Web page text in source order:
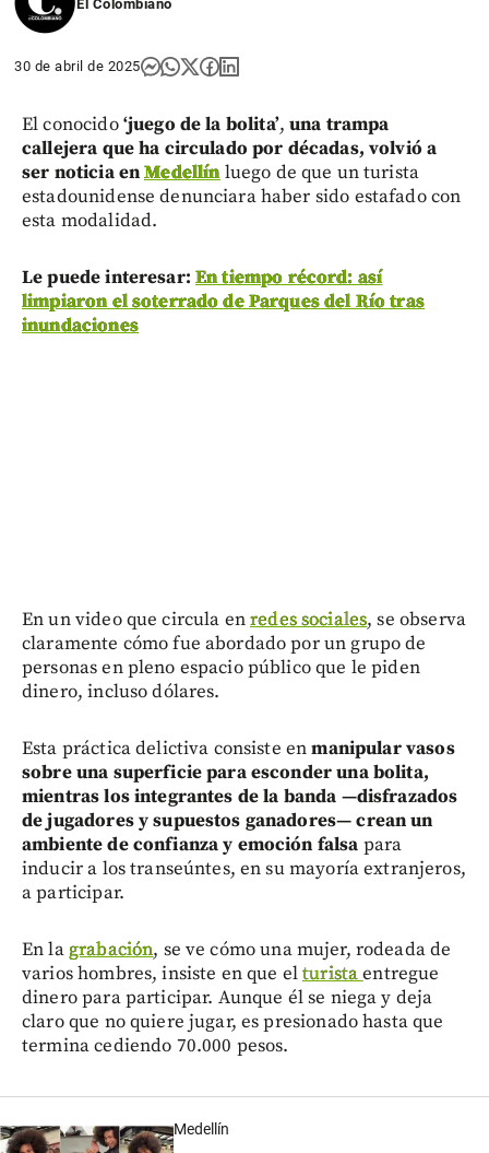
El Colombiano
30 de abril de 2025
El conocido‘juego de la bolita’, una trampa
callejera que ha circulado por décadas, volvió a
ser noticia enMedellín luego de que un turista
estadounidense denunciara haber sido estafado con
esta modalidad.
Le puede interesar: En tiempo récord: así
limpiaron el soterrado de Parques del Río tras
inundaciones
En un video que circula enredes sociales, se observa
claramente cómo fue abordado por un grupo de
personas en pleno espacio público que le piden
dinero, incluso dólares.
Esta práctica delictiva consiste enmanipular vasos
sobre una superficie para esconder una bolita,
mientras los integrantes de la banda —disfrazados
de jugadores y supuestos ganadores— crean un
ambiente de confianza y emoción falsa para
inducir a los transeúntes, en su mayoría extranjeros,
a participar.
En la grabación, se ve cómo una mujer, rodeada de
varios hombres, insiste en que elturistaentregue
dinero para participar. Aunque él se niega y deja
claro que no quiere jugar, es presionado hasta que
termina cediendo 70.000 pesos.
Medellín